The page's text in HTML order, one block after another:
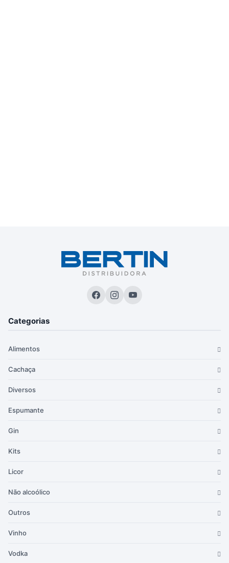
Categorias
Alimentos
Cachaça
Diversos
Espumante
Gin
Kits
Licor
Não alcoólico
Outros
Vinho
Vodka